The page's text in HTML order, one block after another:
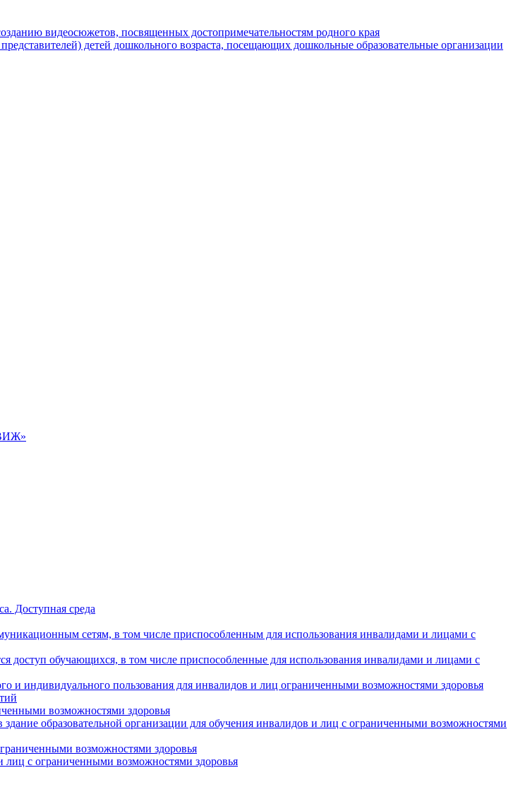
видеосюжетов, посвященных достопримечательностям родного края
детей дошкольного возраста, посещающих дошкольные образовательные организации
Доступная среда
сетям, в том числе приспособленным для использования инвалидами и лицами с
доступ обучающихся, в том числе приспособленные для использования инвалидами и лицами с
и индивидуального пользования для инвалидов и лиц ограниченными возможностями здоровья
возможностями здоровья
образовательной организации для обучения инвалидов и лиц с ограниченными возможностями
возможностями здоровья
с ограниченными возможностями здоровья